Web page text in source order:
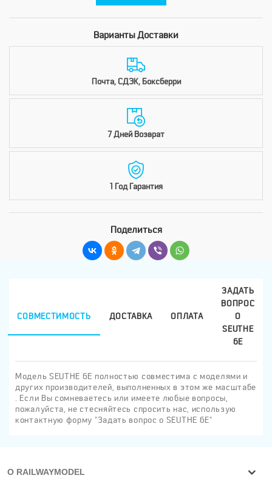
Варианты Доставки
Почта, СДЭК, Боксберри
7 Дней Возврат
1 Год Гарантия
Поделиться
СОВМЕСТИМОСТЬ ДОСТАВКА ОПЛАТА
ЗАДАТЬ
ВОПРОС
О
SEUTHE
6E
Модель SEUTHE 6E полностью совместима с моделями и
других производителей, выполненных в этом же масштабе
. Если Вы сомневаетесь или имеете любые вопросы,
пожалуйста, не стесняйтесь спросить нас, использую
контактную форму "Задать вопрос о SEUTHE 6E"
О RAILWAYMODEL